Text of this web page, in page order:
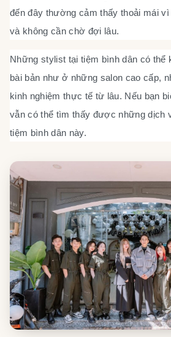
đến đây thường cảm thấy thoải mái
và không cần chờ đợi lâu.
Những stylist tại tiệm bình dân có thể
bài bản như ở những salon cao cấp,
kinh nghiệm thực tế từ lâu. Nếu bạn
vẫn có thể tìm thấy được những dịch
tiệm bình dân này.